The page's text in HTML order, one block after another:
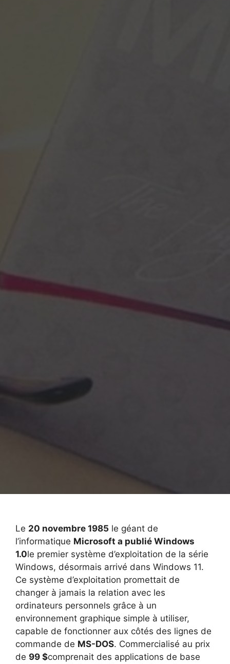
Le 20 novembre 1985 le géant de
l’informatique Microsoft a publié Windows
1.0le premier système d’exploitation de la série
Windows, désormais arrivé dans Windows 11.
Ce système d’exploitation promettait de
changer à jamais la relation avec les
ordinateurs personnels grâce à un
environnement graphique simple à utiliser,
capable de fonctionner aux côtés des lignes de
commande de MS-DOS. Commercialisé au prix
de 99 $comprenait des applications de base